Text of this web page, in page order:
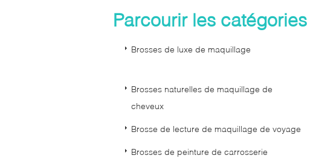
Parcourir les catégories
Brosses de luxe de maquillage
Brosses naturelles de maquillage de
cheveux
Brosse de lecture de maquillage de voyage
Brosses de peinture de carrosserie